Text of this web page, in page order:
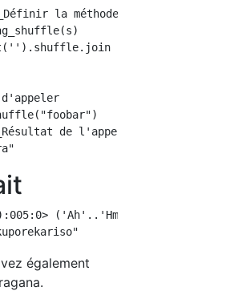
la méthode de lecture
d'appeler
de l'appel de la méthode
également